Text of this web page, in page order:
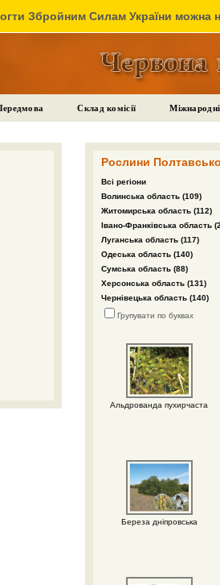
Збройним Силам України можна
Склад комісії
Рослини
Всі регіони
Волинська область (109)
Житомирська область (112)
Івано-Франківська область
Луганська область (117)
Одеська область (140)
Сумська область (88)
Херсонська область (131)
Чернівецька область (140)
Групувати по буквах
Альдрованда пухирчаста
Береза дніпровська